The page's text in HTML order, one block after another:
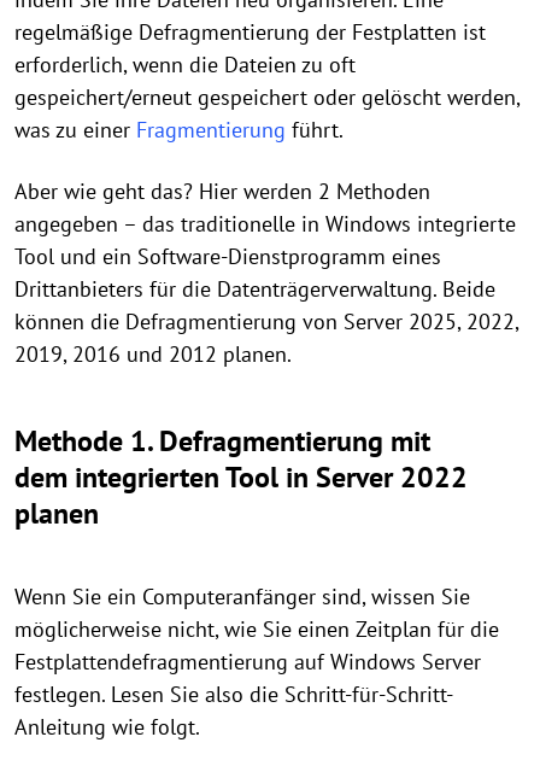
regelmäßige Defragmentierung der Festplatten ist
erforderlich, wenn die Dateien zu oft
gespeichert/erneut gespeichert oder gelöscht werden,
was zu einer Fragmentierung führt.
Aber wie geht das? Hier werden 2 Methoden
angegeben – das traditionelle in Windows integrierte
Tool und ein Software-Dienstprogramm eines
Drittanbieters für die Datenträgerverwaltung. Beide
können die Defragmentierung von Server 2025, 2022,
2019, 2016 und 2012 planen.
Methode 1. Defragmentierung mit
dem integrierten Tool in Server 2022
planen
Wenn Sie ein Computeranfänger sind, wissen Sie
möglicherweise nicht, wie Sie einen Zeitplan für die
Festplattendefragmentierung auf Windows Server
festlegen. Lesen Sie also die Schritt-für-Schritt-
Anleitung wie folgt.